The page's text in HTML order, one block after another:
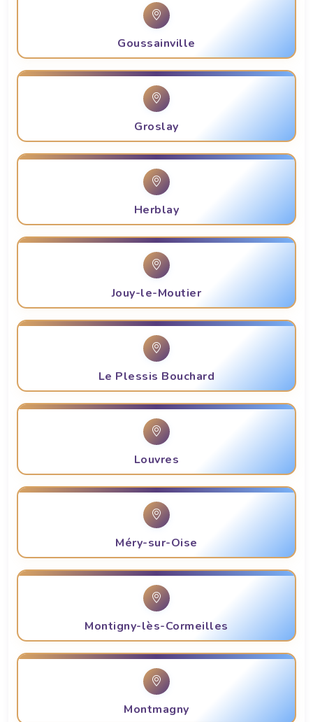
Goussainville
Groslay
Herblay
Jouy-le-Moutier
Le Plessis Bouchard
Louvres
Méry-sur-Oise
Montigny-lès-Cormeilles
Montmagny